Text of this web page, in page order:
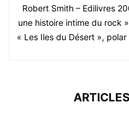
Robert Smith – Edilivres
une histoire intime du rock
« Les Iles du Désert »,